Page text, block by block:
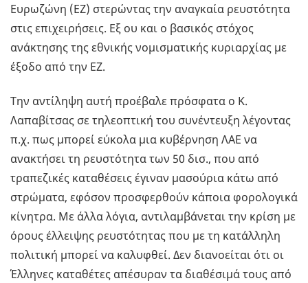
Ευρωζώνη (ΕΖ) στερώντας την αναγκαία ρευστότητα
στις επιχειρήσεις. Εξ ου και ο βασικός στόχος
ανάκτησης της εθνικής νομισματικής κυριαρχίας με
έξοδο από την ΕΖ.
Την αντίληψη αυτή προέβαλε πρόσφατα ο Κ.
Λαπαβίτσας σε τηλεοπτική του συνέντευξη λέγοντας
π.χ. πως μπορεί εύκολα μια κυβέρνηση ΛΑΕ να
ανακτήσει τη ρευστότητα των 50 δισ., που από
τραπεζικές καταθέσεις έγιναν μασούρια κάτω από
στρώματα, εφόσον προσφερθούν κάποια φορολογικά
κίνητρα. Με άλλα λόγια, αντιλαμβάνεται την κρίση με
όρους έλλειψης ρευστότητας που με τη κατάλληλη
πολιτική μπορεί να καλυφθεί. Δεν διανοείται ότι οι
Έλληνες καταθέτες απέσυραν τα διαθέσιμά τους από